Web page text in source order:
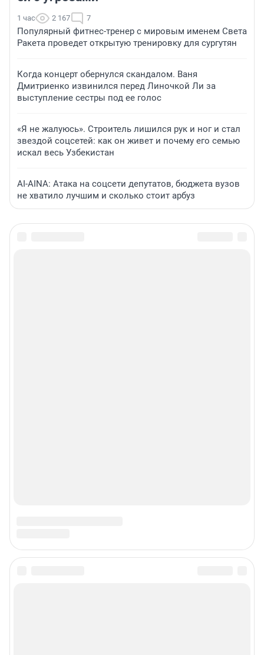
1 час 2 167 7
Популярный фитнес-тренер с мировым именем Света
Ракета проведет открытую тренировку для сургутян
Когда концерт обернулся скандалом. Ваня
Дмитриенко извинился перед Линочкой Ли за
выступление сестры под ее голос
«Я не жалуюсь». Строитель лишился рук и ног и стал
звездой соцсетей: как он живет и почему его семью
искал весь Узбекистан
AI-AINA: Атака на соцсети депутатов, бюджета вузов
не хватило лучшим и сколько стоит арбуз